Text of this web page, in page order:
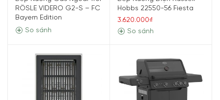
RÖSLE VIDERO G2-S – FC
Bayern Edition
So sánh
Hobbs 22550-56 Fiesta
3.620.000₫
So sánh